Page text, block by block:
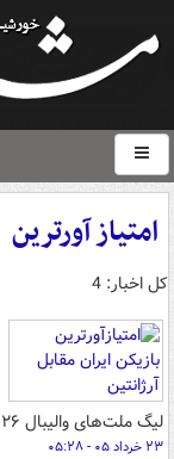
امتیاز آورترین
کل اخبار: 4
لیگ ملت‌های والیبال ۲۰۲۶ را از آن خود کرد.
۲۳ خرداد ۰۵ - ۰۵:۲۸